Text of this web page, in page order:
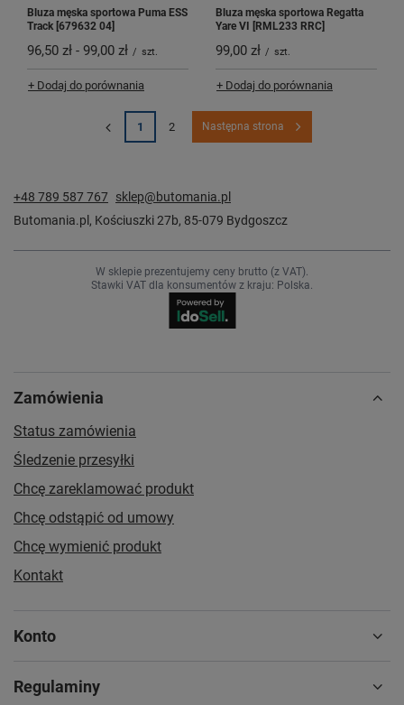
Bluza męska sportowa Puma ESS
Track [679632 04]
96,50 zł - 99,00 zł / szt.
+ Dodaj do porównania
Bluza męska sportowa Regatta
Yare VI [RML233 RRC]
99,00 zł / szt.
+ Dodaj do porównania
1 2 Następna strona
+48 789 587 767 sklep@butomania.pl
Butomania.pl , Kościuszki 27b, 85-079 Bydgoszcz
W sklepie prezentujemy ceny brutto (z VAT).
Stawki VAT dla konsumentów z kraju: Polska.
Zamówienia
Status zamówienia
Śledzenie przesyłki
Chcę zareklamować produkt
Chcę odstąpić od umowy
Chcę wymienić produkt
Kontakt
Konto
Regulaminy